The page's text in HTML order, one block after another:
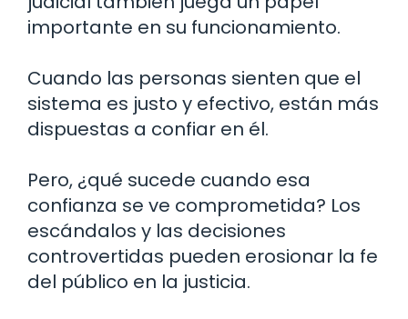
importante en su funcionamiento.
Cuando las personas sienten que el
sistema es justo y efectivo, están más
dispuestas a confiar en él.
Pero, ¿qué sucede cuando esa
confianza se ve comprometida? Los
escándalos y las decisiones
controvertidas pueden erosionar la fe
del público en la justicia.